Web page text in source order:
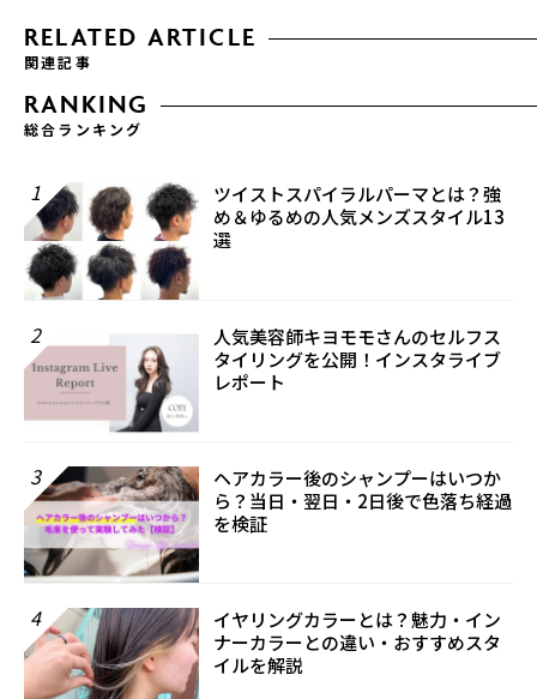
RELATED ARTICLE
関連記事
RANKING
総合ランキング
1
ツイストスパイラルパーマとは？強
め＆ゆるめの人気メンズスタイル13
選
2
人気美容師キヨモモさんのセルフス
タイリングを公開！インスタライブ
レポート
3
ヘアカラー後のシャンプーはいつか
ら？当日・翌日・2日後で色落ち経過
を検証
4
イヤリングカラーとは？魅力・イン
ナーカラーとの違い・おすすめスタ
イルを解説